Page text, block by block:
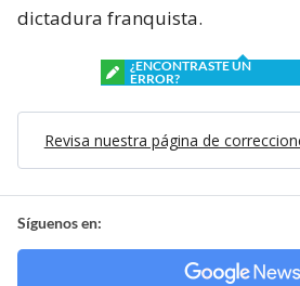
dictadura franquista.
¿ENCONTRASTE UN
ERROR?
Revisa nuestra página de
Síguenos en: